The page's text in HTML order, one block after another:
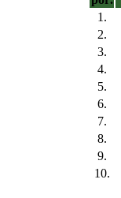
1.
2.
3.
4.
5.
6.
7.
8.
9.
10.